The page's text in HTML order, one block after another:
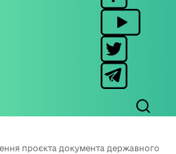
проєкта документа державного